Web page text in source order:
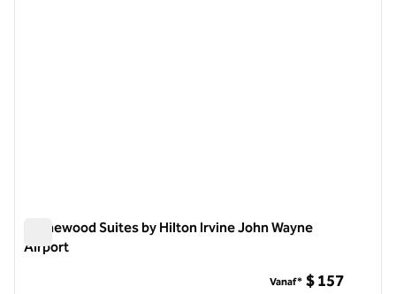
Homewood Suites by Hilton Irvine John Wayne
Airport
Vanaf* $ 157